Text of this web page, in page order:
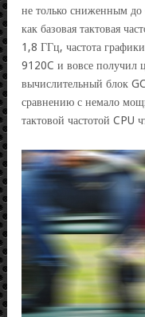
не только сниженным до
как базовая тактовая
1,8 ГГц, частота
9120C и вовсе получил
вычислительный блок
сравнению с немало
тактовой частотой CPU